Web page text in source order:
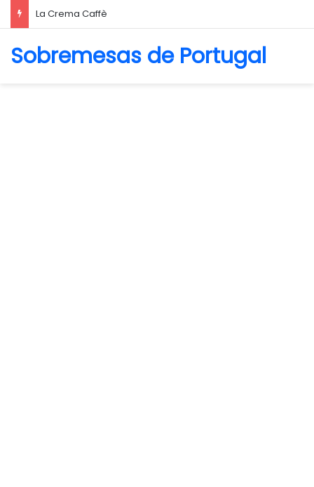
La Crema Caffè
Sobremesas de Portugal